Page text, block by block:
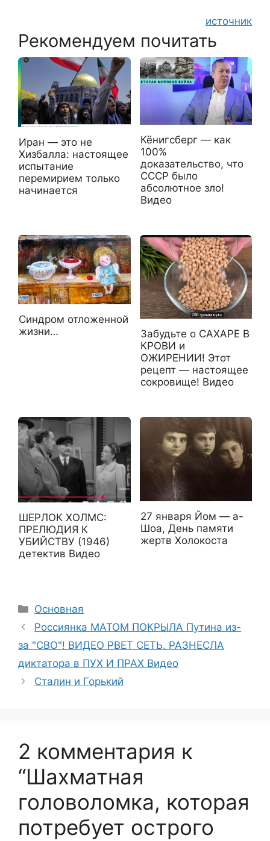
источник
Рекомендуем почитать
Иран — это не
Хизбалла: настоящее
испытание
перемирием только
начинается
Кёнигсберг — как
100%
доказательство, что
СССР было
абсолютное зло!
Видео
Синдром отложенной
жизни…
Забудьте о САХАРЕ В
КРОВИ и
ОЖИРЕНИИ! Этот
рецепт — настоящее
сокровище! Видео
ШЕРЛОК ХОЛМС:
ПРЕЛЮДИЯ К
УБИЙСТВУ (1946)
детектив Видео
27 января Йом — а-
Шоа, День памяти
жертв Холокоста
Рубрики
Основная
Россиянка МАТОМ ПОКРЫЛА Путина из-
за "СВО"! ВИДЕО РВЕТ СЕТЬ. РАЗНЕСЛА
диктатора в ПУХ И ПРАХ Видео
Сталин и Горький
2 комментария к
“Шахматная
головоломка, которая
потребует острого